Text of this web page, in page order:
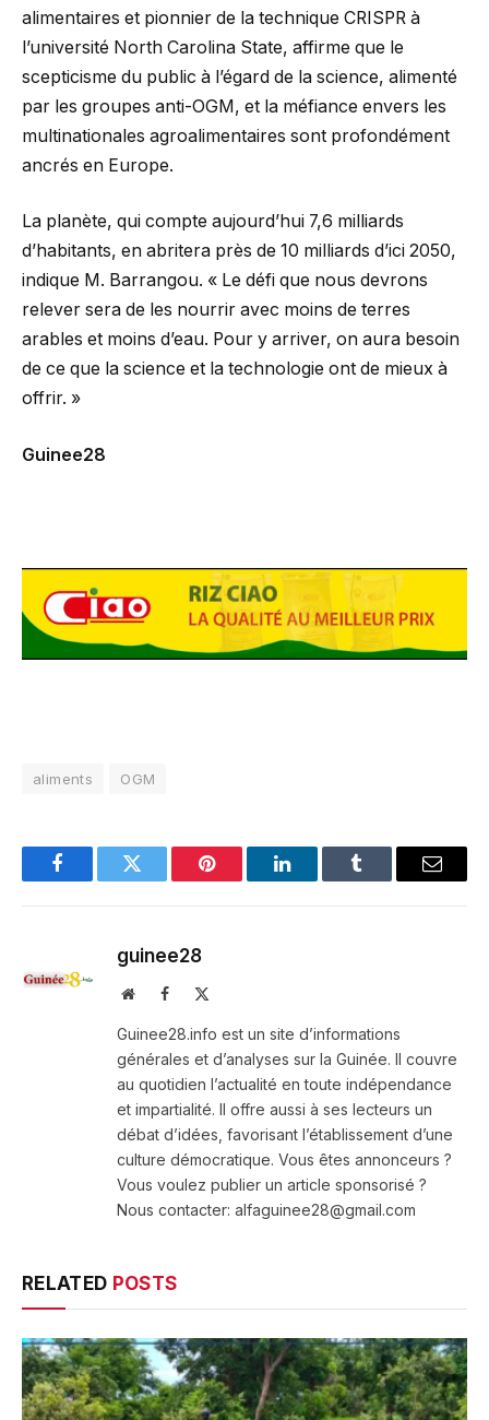
alimentaires et pionnier de la technique CRISPR à
l’université North Carolina State, affirme que le
scepticisme du public à l’égard de la science, alimenté
par les groupes anti-OGM, et la méfiance envers les
multinationales agroalimentaires sont profondément
ancrés en Europe.
La planète, qui compte aujourd’hui 7,6 milliards
d’habitants, en abritera près de 10 milliards d’ici 2050,
indique M. Barrangou. « Le défi que nous devrons
relever sera de les nourrir avec moins de terres
arables et moins d’eau. Pour y arriver, on aura besoin
de ce que la science et la technologie ont de mieux à
offrir. »
Guinee28
aliments OGM
FacebookTwitter Pinterest LinkedInTumblr Email
guinee28
WebsiteFacebook
Guinee28.info est un site d’informations
générales et d’analyses sur la Guinée. Il couvre
au quotidien l’actualité en toute indépendance
et impartialité. Il offre aussi à ses lecteurs un
débat d’idées, favorisant l’établissement d’une
culture démocratique. Vous êtes annonceurs ?
Vous voulez publier un article sponsorisé ?
Nous contacter: alfaguinee28@gmail.com
RELATED POSTS